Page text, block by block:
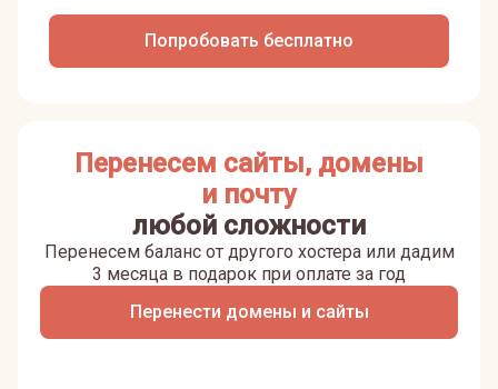
Попробовать бесплатно
Перенесем сайты, домены
и почту
любой сложности
Перенести домены и сайты
Перенесем баланс от другого хостера или дадим
3 месяца в подарок при оплате за год